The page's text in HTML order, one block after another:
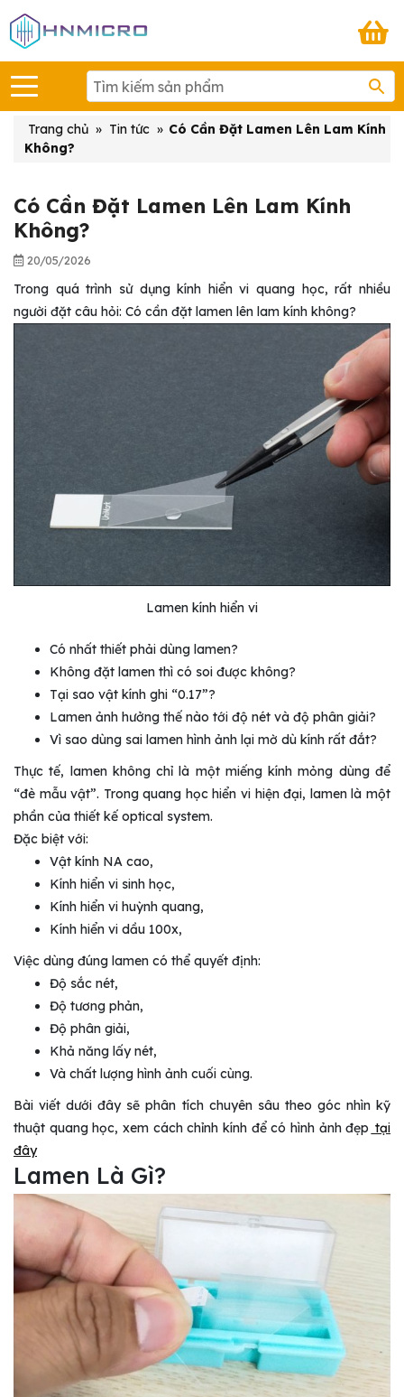
Trang chủ » Tin tức » Có Cần Đặt Lamen Lên Lam Kính
Không?
Có Cần Đặt Lamen Lên Lam Kính
Không?
20/05/2026
Trong quá trình sử dụng kính hiển vi quang học, rất nhiều
người đặt câu hỏi: Có cần đặt lamen lên lam kính không?
Lamen kính hiển vi
Có nhất thiết phải dùng lamen?
Không đặt lamen thì có soi được không?
Tại sao vật kính ghi “0.17”?
Lamen ảnh hưởng thế nào tới độ nét và độ phân giải?
Vì sao dùng sai lamen hình ảnh lại mờ dù kính rất đắt?
Thực tế, lamen không chỉ là một miếng kính mỏng dùng để
“đè mẫu vật”. Trong quang học hiển vi hiện đại, lamen là một
phần của thiết kế optical system.
Đặc biệt với:
Vật kính NA cao,
Kính hiển vi sinh học,
Kính hiển vi huỳnh quang,
Kính hiển vi dầu 100x,
Việc dùng đúng lamen có thể quyết định:
Độ sắc nét,
Độ tương phản,
Độ phân giải,
Khả năng lấy nét,
Và chất lượng hình ảnh cuối cùng.
Bài viết dưới đây sẽ phân tích chuyên sâu theo góc nhìn kỹ
thuật quang học, xem cách chỉnh kính để có hình ảnh đẹp tại
đây
Lamen Là Gì?